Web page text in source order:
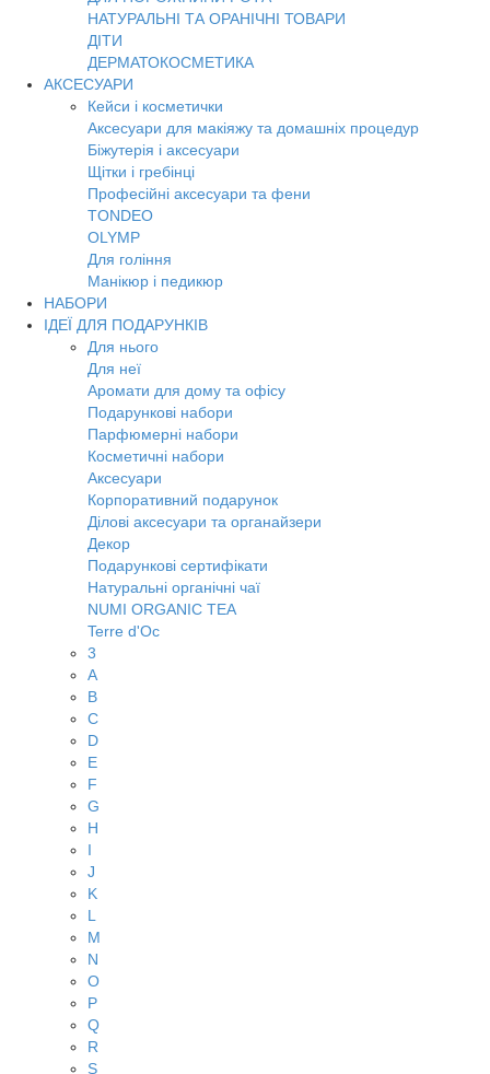
НАТУРАЛЬНІ ТА ОРАНІЧНІ ТОВАРИ
ДІТИ
ДЕРМАТОКОСМЕТИКА
АКСЕСУАРИ
Кейси і косметички
Аксесуари для макіяжу та домашніх процедур
Біжутерія і аксесуари
Щітки і гребінці
Професійні аксесуари та фени
TONDEO
OLYMP
Для гоління
Манікюр і педикюр
НАБОРИ
ІДЕЇ ДЛЯ ПОДАРУНКІВ
Для нього
Для неї
Аромати для дому та офісу
Подарункові набори
Парфюмерні набори
Косметичні набори
Аксесуари
Корпоративний подарунок
Ділові аксесуари та органайзери
Декор
Подарункові сертифікати
Натуральні органічні чаї
NUMI ORGANIC TEA
Terre d'Oc
3
A
B
C
D
E
F
G
H
I
J
K
L
M
N
O
P
Q
R
S